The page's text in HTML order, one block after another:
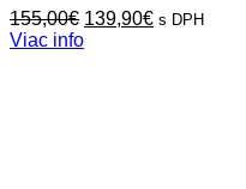
155,00€ Pôvodná
cena
139,90€Aktuálna
s DPH
Viac info